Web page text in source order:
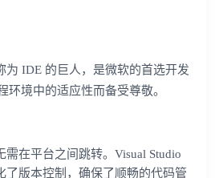
为 IDE 的巨人，是微软的首选开发
环境中的适应性而备受尊敬。
需在平台之间跳转。Visual Studio
了版本控制，确保了顺畅的代码管